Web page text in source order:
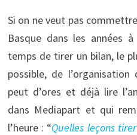
Si on ne veut pas
Basque dans les années
temps de tirer un bilan, le
possible, de
peut d’ores et déjà lire
dans Mediapart et qui
l’heure : “Quelles leçons